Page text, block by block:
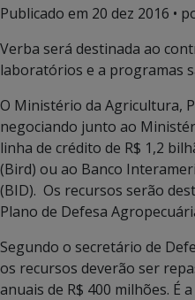
Publicado em 20 dez 2016 •
Verba será destinada ao
laboratórios e a programas
O Ministério da Agricultura,
negociando junto ao
linha de crédito de R$ 1,2
(Bird) ou ao Banco
(BID). Os recursos serão
Plano de Defesa
Segundo o secretário de
os recursos deverão ser
anuais de R$ 400 milhões. É